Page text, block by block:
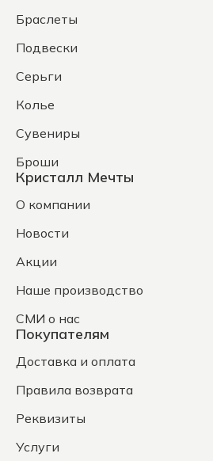
Браслеты
Подвески
Серьги
Колье
Сувениры
Броши
Кристалл Мечты
О компании
Новости
Акции
Наше производство
СМИ о нас
Покупателям
Доставка и оплата
Правила возврата
Реквизиты
Услуги